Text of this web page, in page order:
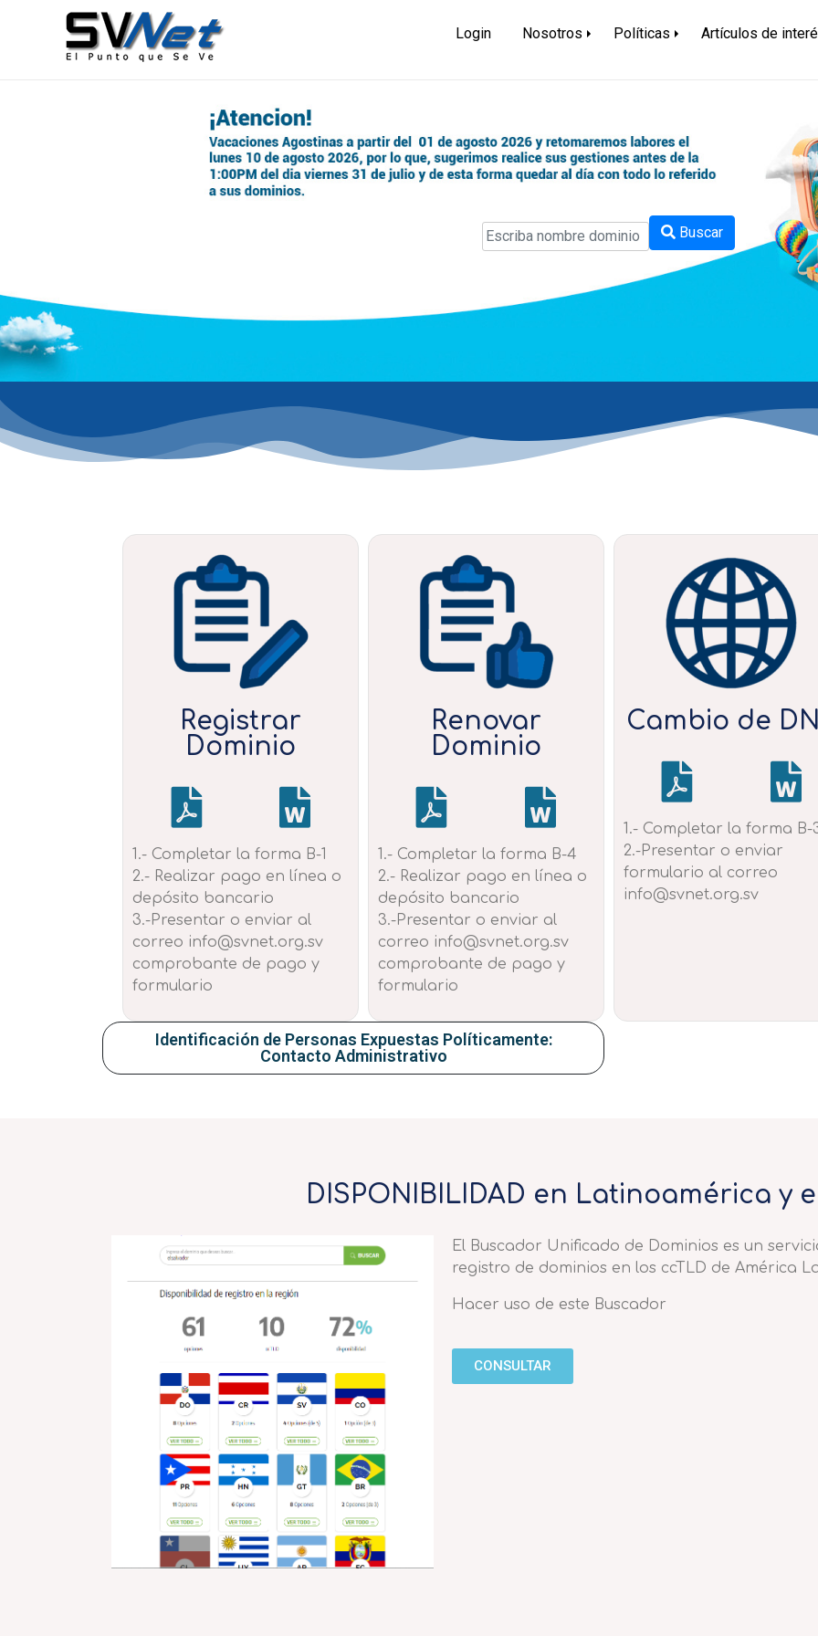
SVNet El Punto Que Se Ve
Administradora de Nombres de Dominio e IP, para El Salvador
Login Nosotros Políticas Artículos de
Buscar
Registrar
Dominio
1.- Completar la forma B-1
2.- Realizar pago en línea o
depósito bancario
3.-Presentar o enviar al
correo info@svnet.org.sv
comprobante de pago y
formulario
Renovar
Dominio
1.- Completar la forma B-4
2.- Realizar pago en línea o
depósito bancario
3.-Presentar o enviar al
correo info@svnet.org.sv
comprobante de pago y
formulario
Cambio de
1.- Completar la forma B-
2.-Presentar o enviar
formulario al correo
info@svnet.org.sv
Identificación de Personas Expuestas Políticamente:
Contacto Administrativo
DISPONIBILIDAD en Latinoamérica y
El Buscador Unificado de Dominios es un
registro de dominios en los ccTLD de América
Hacer uso de este Buscador
CONSULTAR